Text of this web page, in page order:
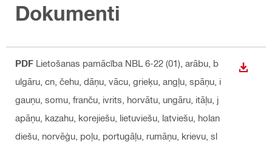
Dokumenti
PDF Lietošanas pamācība NBL 6-22 (01) , arābu, b
ulgāru, cn, čehu, dāņu, vācu, grieķu, angļu, spāņu, i
gauņu, somu, franču, ivrits, horvātu, ungāru, itāļu, j
apāņu, kazahu, korejiešu, lietuviešu, latviešu, holan
diešu, norvēģu, poļu, portugāļu, rumāņu, krievu, sl